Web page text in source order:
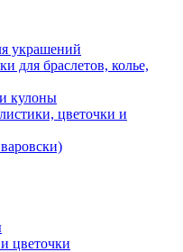
украшений
для браслетов, колье,
кулоны
цветочки и
цветочки